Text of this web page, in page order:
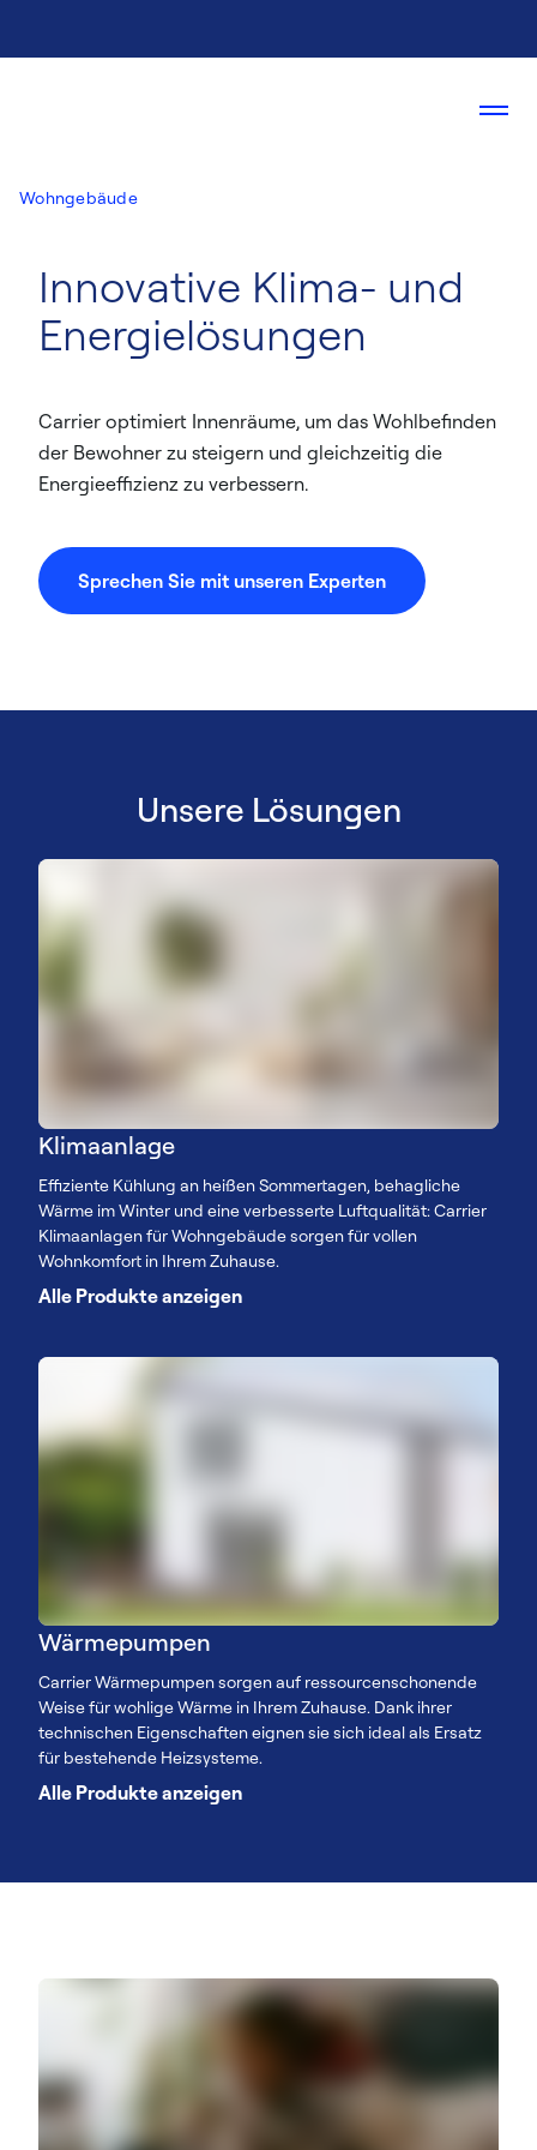
Wohngebäude
Innovative Klima- und
Energielösungen
Carrier optimiert Innenräume, um das Wohlbefinden
der Bewohner zu steigern und gleichzeitig die
Energieeffizienz zu verbessern.
Sprechen Sie mit unseren Experten
Unsere Lösungen
Klimaanlage
Effiziente Kühlung an heißen Sommertagen, behagliche
Wärme im Winter und eine verbesserte Luftqualität: Carrier
Klimaanlagen für Wohngebäude sorgen für vollen
Wohnkomfort in Ihrem Zuhause.
Alle Produkte anzeigen
Wärmepumpen
Carrier Wärmepumpen sorgen auf ressourcenschonende
Weise für wohlige Wärme in Ihrem Zuhause. Dank ihrer
technischen Eigenschaften eignen sie sich ideal als Ersatz
für bestehende Heizsysteme.
Alle Produkte anzeigen